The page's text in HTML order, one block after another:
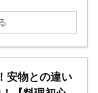
安物との違い